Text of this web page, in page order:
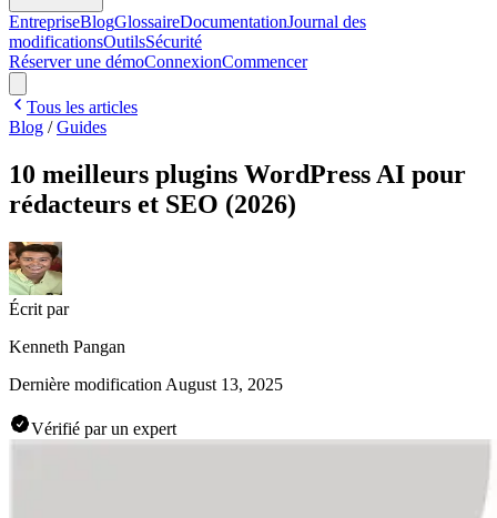
EntrepriseBlogGlossaireDocumentationJournal des
modificationsOutilsSécurité
Réserver une démoConnexionCommencer
Tous les articles
Blog /Guides
10 meilleurs plugins WordPress AI pour
rédacteurs et SEO (2026)
Écrit par
Kenneth Pangan
Dernière modification August 13, 2025
Vérifié par un expert